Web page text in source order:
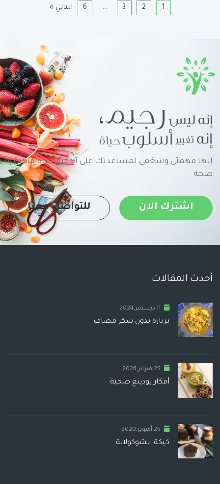
1
2
3
…
6 التالي »
إنها مهمتي وشغفي لمساعدتك على تحقيق حياةرفاهية و
صحة
اشترك الان للتواصل معنا
أحدث المقالات
11 ديسمبر,2024
بربارة بدون سكر مضاف
25 فبراير,2026
أفكار بودينغ صحية
26 أكتوبر,2020
كيكة الشوكولاتة